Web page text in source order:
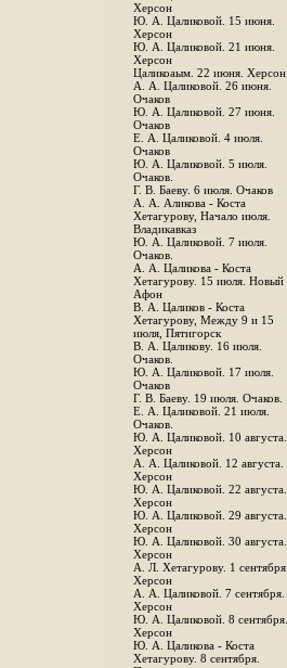
Херсон
Ю. А. Цаликовой. 15 июня.
Херсон
Ю. А. Цаликовой. 21 июня.
Херсон
Цаликоаым. 22 июня. Херсон.
А. А. Цаликовой. 26 июня.
Очаков
Ю. А. Цаликовой. 27 июня.
Очаков
Е. А. Цаликовой. 4 июля.
Очаков
Ю. А. Цаликовой. 5 июля.
Очаков.
Г. В. Баеву. 6 июля. Очаков
А. А. Аликова - Коста
Хетагурову, Начало июля.
Владикавказ
Ю. А. Цаликовой. 7 июля.
Очаков.
А. А. Цаликова - Коста
Хетагурову. 15 июля. Новый
Афон
В. А. Цаликов - Коста
Хетагурову, Между 9 и 15
июля, Пятигорск
В. А. Цаликову. 16 июля.
Очаков.
Ю. А. Цаликовой. 17 июля.
Очаков
Г. В. Баеву. 19 июля. Очаков.
Е. А. Цаликовой. 21 июля.
Очаков.
Ю. А. Цаликовой. 10 августа.
Херсон
А. А. Цаликовой. 12 августа.
Херсон
Ю. А. Цаликовой. 22 августа.
Херсон
Ю. А. Цаликовой. 29 августа.
Херсон
Ю. А. Цаликовой. 30 августа.
Херсон
А. Л. Хетагурову. 1 сентября.
Херсон
А. А. Цаликовой. 7 сентября.
Херсон
Ю. А. Цаликовой. 8 сентября.
Херсон
Ю. А. Цаликова - Коста
Хетагурову. 8 сентября.